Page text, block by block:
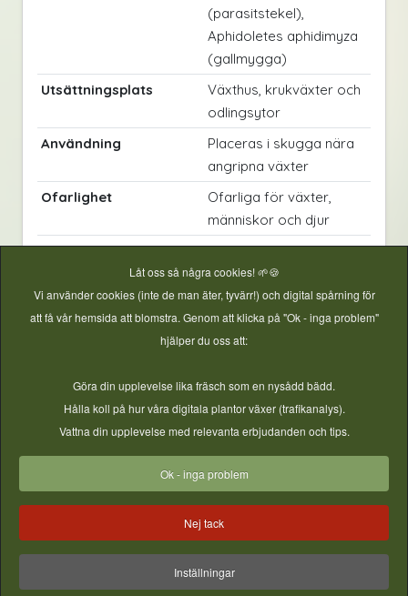
(parasitstekel),
Aphidoletes aphidimyza
(gallmygga)
Utsättningsplats
Växthus, krukväxter och
odlingsytor
Användning
Placeras i skugga nära
angripna växter
Ofarlighet
Ofarliga för växter,
människor och djur
Leveransrestriktion
Skickas ej till Norge
Inspiration och tips från vår community
Låt oss så några cookies! 🌱🍪
Vi använder cookies (inte de man äter, tyvärr!) och digital spårning för
att få vår hemsida att blomstra. Genom att klicka på "Ok - inga problem"
hjälper du oss att:
Göra din upplevelse lika fräsch som en nysådd bädd.
Hålla koll på hur våra digitala plantor växer (trafikanalys).
Vattna din upplevelse med relevanta erbjudanden och tips.
Ok - inga problem
Nej tack
Inställningar